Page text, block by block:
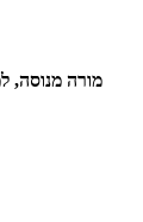
מורה מנוסה,